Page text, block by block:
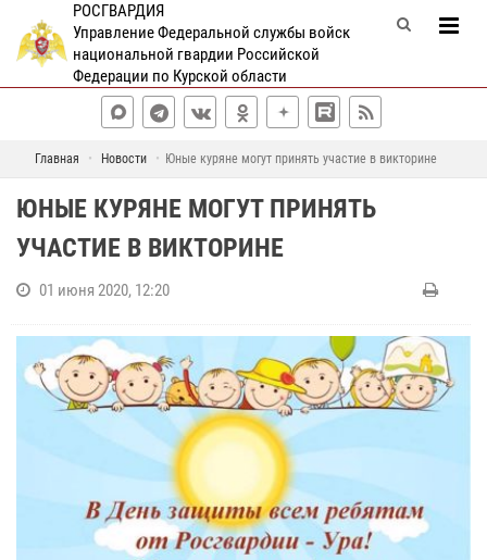
РОСГВАРДИЯ
Управление Федеральной службы войск
национальной гвардии Российской
Федерации по Курской области
Главная Новости Юные куряне могут принять участие в викторине
ЮНЫЕ КУРЯНЕ МОГУТ ПРИНЯТЬ
УЧАСТИЕ В ВИКТОРИНЕ
01 июня 2020, 12:20